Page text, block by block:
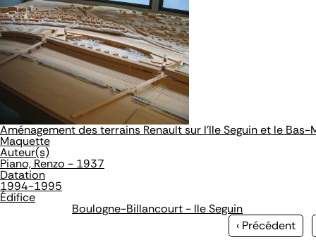
Aménagement des terrains Renault sur l'Ile Seguin et le Bas-
Maquette
Auteur(s)
Piano, Renzo - 1937
Datation
1994-1995
Édifice
Boulogne-Billancourt - Ile Seguin
Page
‹ Précédent